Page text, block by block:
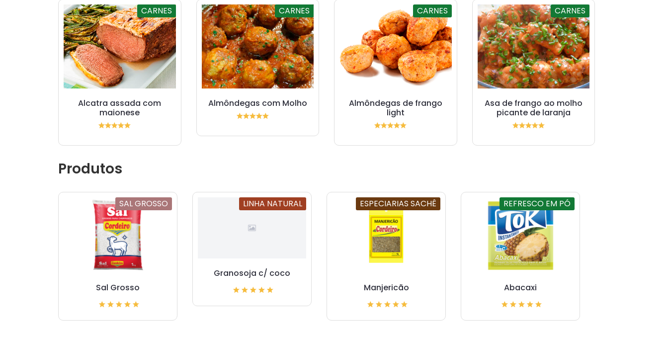
CARNES
Alcatra assada com
maionese
CARNES
Almôndegas com Molho
CARNES
Almôndegas de frango
light
CARNES
Asa de frango ao molho
picante de laranja
Produtos
SAL GROSSO
Sal Grosso
LINHA NATURAL
Granosoja c/ coco
ESPECIARIAS SACHÊ
Manjericão
REFRESCO EM PÓ
Abacaxi